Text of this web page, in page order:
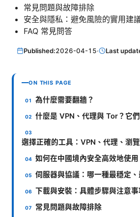
常見問題與故障排除
安全與隱私：避免風險的實用建
FAQ 常見問答
Published:2026-04-15· Last
ON THIS PAGE
為什麼需要翻牆？
什麼是 VPN、代理與 Tor？它
選擇正確的工具：VPN、代理、瀏
如何在中國境內安全高效地使用
伺服器與協議：哪一種最穩定
下載與安裝：具體步驟與注意
常見問題與故障排除